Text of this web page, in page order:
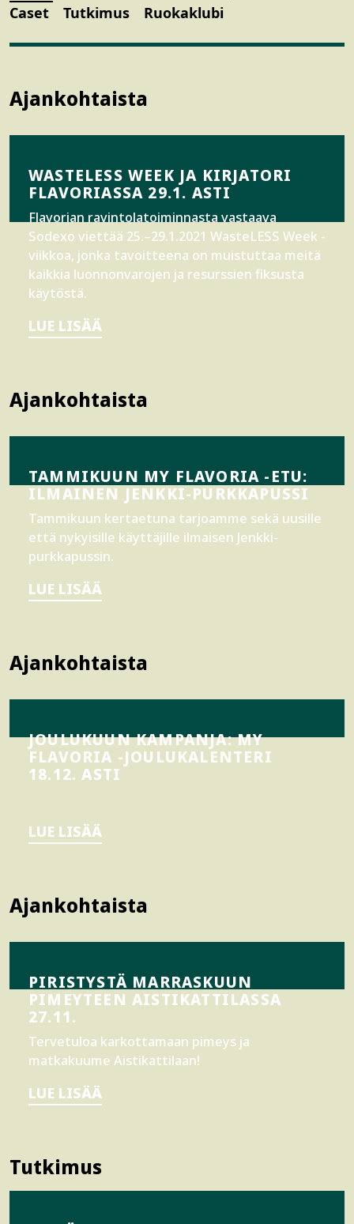
Caset
Tutkimus Ruokaklubi
Ajankohtaista
WASTELESS WEEK JA KIRJATORI
FLAVORIASSA 29.1. ASTI
Flavorian ravintolatoiminnasta vastaava
Sodexo viettää 25.–29.1.2021 WasteLESS Week -
viikkoa, jonka tavoitteena on muistuttaa meitä
kaikkia luonnonvarojen ja resurssien fiksusta
käytöstä.
LUE LISÄÄ
Ajankohtaista
TAMMIKUUN MY FLAVORIA -ETU:
ILMAINEN JENKKI-PURKKAPUSSI
Tammikuun kertaetuna tarjoamme sekä uusille
että nykyisille käyttäjille ilmaisen Jenkki-
purkkapussin.
LUE LISÄÄ
Ajankohtaista
JOULUKUUN KAMPANJA: MY
FLAVORIA -JOULUKALENTERI
18.12. ASTI
LUE LISÄÄ
Ajankohtaista
PIRISTYSTÄ MARRASKUUN
PIMEYTEEN AISTIKATTILASSA
27.11.
Tervetuloa karkottamaan pimeys ja
matkakuume Aistikattilaan!
LUE LISÄÄ
Tutkimus